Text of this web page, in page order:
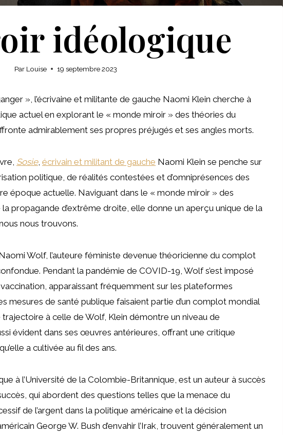
idéologique
Par Louise 19 septembre 2023
», l’écrivaine et militante de gauche Naomi Klein cherche à
actuel en explorant le « monde miroir » des théories du
admirablement ses propres préjugés et ses angles morts.
Sosie, écrivain et militant de gauche Naomi Klein se penche sur
politique, de réalités contestées et d’omniprésences des
époque actuelle. Naviguant dans le « monde miroir » des
propagande d’extrême droite, elle donne un aperçu unique de la
nous trouvons.
Wolf, l’auteure féministe devenue théoricienne du complot
Pendant la pandémie de COVID-19, Wolf s’est imposé
apparaissant fréquemment sur les plateformes
mesures de santé publique faisaient partie d’un complot mondial
à celle de Wolf, Klein démontre un niveau de
évident dans ses œuvres antérieures, offrant une critique
a cultivée au fil des ans.
à l’Université de la Colombie-Britannique, est un auteur à succès
qui abordent des questions telles que la menace du
de l’argent dans la politique américaine et la décision
George W. Bush d’envahir l’Irak, trouvent généralement un